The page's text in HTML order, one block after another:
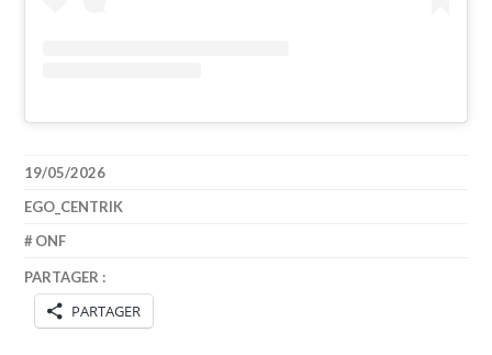
19/05/2026
EGO_CENTRIK
ONF
PARTAGER :
PARTAGER